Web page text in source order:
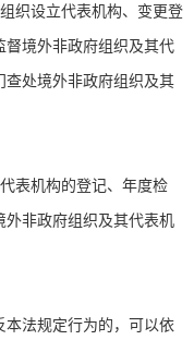
织设立代表机构、变更登
境外非政府组织及其代
处境外非政府组织及其
表机构的登记、年度检
非政府组织及其代表机
本法规定行为的，可以依